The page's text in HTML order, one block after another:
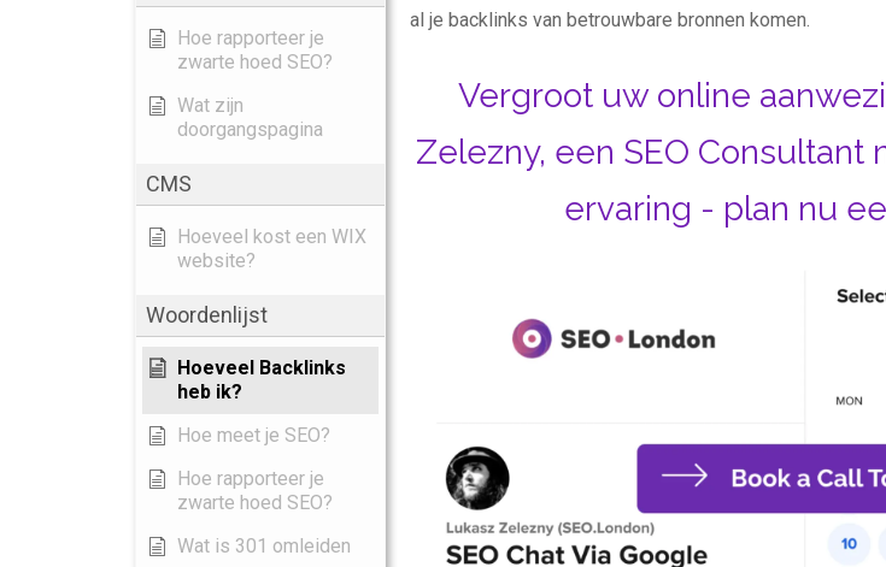
Hoe rapporteer je
zwarte hoed SEO?
Wat zijn
doorgangspagina
CMS
Hoeveel kost een WIX
website?
Woordenlijst
Hoeveel Backlinks
heb ik?
Hoe meet je SEO?
Hoe rapporteer je
zwarte hoed SEO?
Wat is 301 omleiden
al je backlinks van betrouwbare bronnen komen.
Vergroot uw online
Zelezny, een SEO Consultant
ervaring - plan nu